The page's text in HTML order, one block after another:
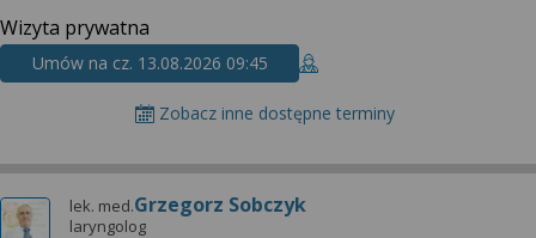
Wizyta prywatna
Umów na cz. 13.08.2026 09:45
Zobacz inne dostępne terminy
lek. med.Grzegorz Sobczyk
laryngolog